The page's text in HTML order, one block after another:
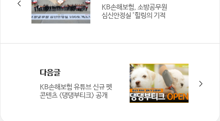
KB손해보험, 소방공무원
심신안정실 ’힐링의 기적
다음글
KB손해보험 유튜브 신규 펫
콘텐츠 <댕댕부티크> 공개